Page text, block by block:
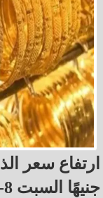
جنيهًا السبت 8-8-2026